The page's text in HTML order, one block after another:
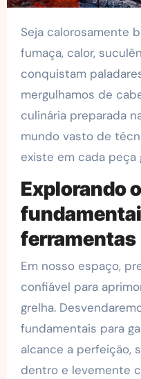
Seja calorosamente bem-vindo ao universo de
fumaça, calor,
conquistam
mergulhamos de
culinária preparada
mundo vasto de
existe em cada peça
Explorando
ferramentas
Em nosso espaço,
confiável para
grelha.
fundamentais para
alcance a perfeição,
dentro e levemente